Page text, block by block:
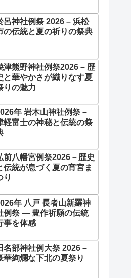
呂神社例祭 2026 – 浜松
の伝統と夏の祈りの祭典
津熊野神社例祭2026 – 歴
と華やかさが織りなす夏
りの魅力
年 岩木山神社例祭 –
軽富士の神秘と伝統の祭
前八幡宮例祭2026－歴史
伝統が息づく夏の宵宮ま
り
年 八戸 長者山新羅神
例祭 ― 豊作祈願の伝統
事を体感
名部神社例大祭 2026 –
華絢爛な下北の夏祭り